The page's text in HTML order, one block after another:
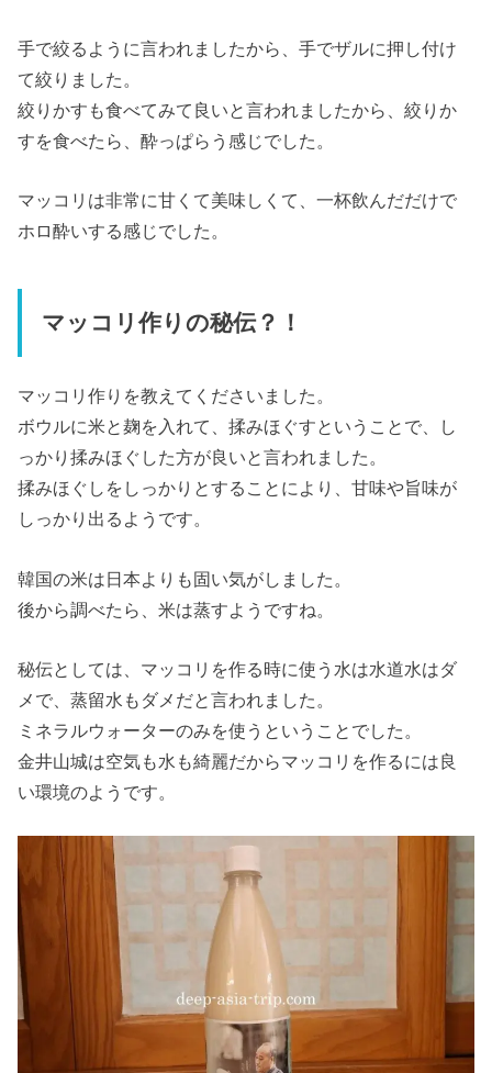
手で絞るように言われましたから、手でザルに押し付け
て絞りました。
絞りかすも食べてみて良いと言われましたから、絞りか
すを食べたら、酔っぱらう感じでした。
マッコリは非常に甘くて美味しくて、一杯飲んだだけで
ホロ酔いする感じでした。
マッコリ作りの秘伝？！
マッコリ作りを教えてくださいました。
ボウルに米と麹を入れて、揉みほぐすということで、し
っかり揉みほぐした方が良いと言われました。
揉みほぐしをしっかりとすることにより、甘味や旨味が
しっかり出るようです。
韓国の米は日本よりも固い気がしました。
後から調べたら、米は蒸すようですね。
秘伝としては、マッコリを作る時に使う水は水道水はダ
メで、蒸留水もダメだと言われました。
ミネラルウォーターのみを使うということでした。
金井山城は空気も水も綺麗だからマッコリを作るには良
い環境のようです。